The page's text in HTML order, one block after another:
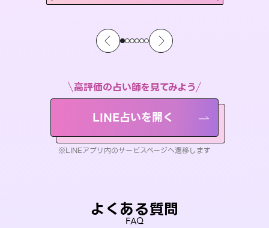
高評価の占い師を見てみよう
LINE占いを開く
※LINEアプリ内のサービスページへ遷移します
よくある質問
FAQ